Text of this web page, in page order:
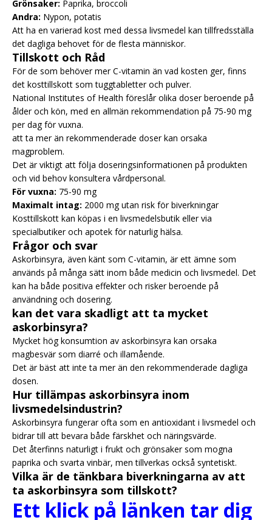
Grönsaker: Paprika, broccoli
Andra: Nypon, potatis
Att ha en varierad kost med dessa livsmedel kan tillfredsställa
det dagliga behovet för de flesta människor.
Tillskott och Råd
För de som behöver mer C-vitamin än vad kosten ger, finns
det kosttillskott som tuggtabletter och pulver.
National Institutes of Health föreslår olika doser beroende på
ålder och kön, med en allmän rekommendation på 75-90 mg
per dag för vuxna.
att ta mer än rekommenderade doser kan orsaka
magproblem.
Det är viktigt att följa doseringsinformationen på produkten
och vid behov konsultera vårdpersonal.
För vuxna: 75-90 mg
Maximalt intag: 2000 mg utan risk för biverkningar
Kosttillskott kan köpas i en livsmedelsbutik eller via
specialbutiker och apotek för naturlig hälsa.
Frågor och svar
Askorbinsyra, även känt som C-vitamin, är ett ämne som
används på många sätt inom både medicin och livsmedel. Det
kan ha både positiva effekter och risker beroende på
användning och dosering.
kan det vara skadligt att ta mycket
askorbinsyra?
Mycket hög konsumtion av askorbinsyra kan orsaka
magbesvär som diarré och illamående.
Det är bäst att inte ta mer än den rekommenderade dagliga
dosen.
Hur tillämpas askorbinsyra inom
livsmedelsindustrin?
Askorbinsyra fungerar ofta som en antioxidant i livsmedel och
bidrar till att bevara både färskhet och näringsvärde.
Det återfinns naturligt i frukt och grönsaker som mogna
paprika och svarta vinbär, men tillverkas också syntetiskt.
Vilka är de tänkbara biverkningarna av att
ta askorbinsyra som tillskott?
Ett klick på länken tar dig